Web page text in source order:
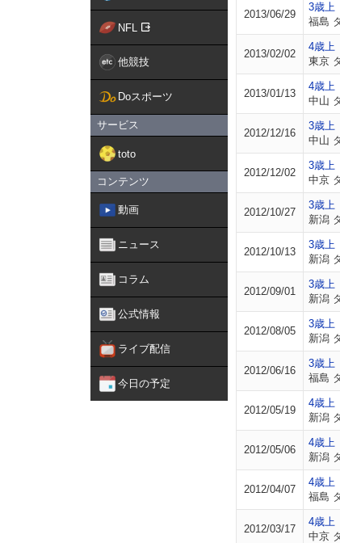
NFL
他競技
Doスポーツ
サービス
toto
コンテンツ
動画
ニュース
コラム
公式情報
ライブ配信
今日の予定
2013/06/29
3歳上
福島
2013/02/02
4歳上
東京
2013/01/13
4歳上
中山
2012/12/16
3歳上
中山
2012/12/02
3歳上
中京
2012/10/27
3歳上
新潟
2012/10/13
3歳上
新潟
2012/09/01
3歳上
新潟
2012/08/05
3歳上
新潟
2012/06/16
3歳上
福島
2012/05/19
4歳上
新潟
2012/05/06
4歳上
新潟
2012/04/07
4歳上
福島
2012/03/17
4歳上
中京